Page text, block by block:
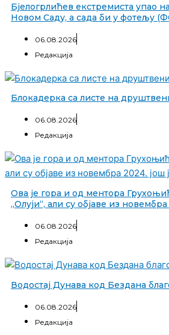
Бјелогрлићев екстремиста упао
Новом Саду, а сада би у фотељу
06.08.2026
Редакција
Блокадерка са листе на
06.08.2026
Редакција
Ова је гора и од ментора
„Олуји“, али су објаве из
06.08.2026
Редакција
Водостај Дунава код Бездана
06.08.2026
Редакција